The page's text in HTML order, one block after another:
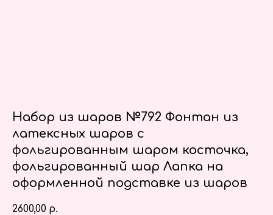
Набор из шаров №792 Фонтан из
латексных шаров с
фольгированным шаром косточка,
фольгированный шар Лапка на
оформленной подставке из шаров
2600,00 р.